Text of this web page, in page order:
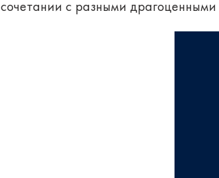
сочетании с разными драгоценными